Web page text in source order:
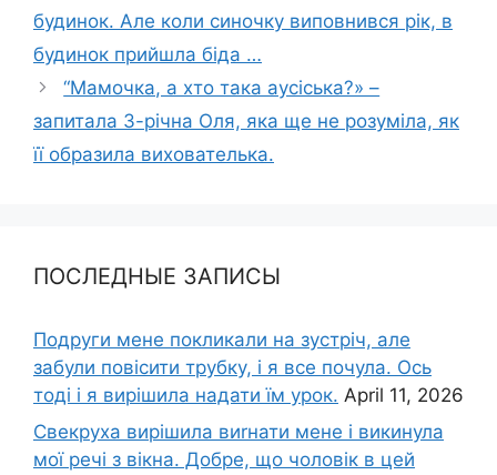
будинок. Але коли синочку виповнився рік, в
будинок прийшла біда …
“Мамочка, а хто така аусіська?» –
запитала 3-річна Оля, яка ще не розуміла, як
її образила вихователька.
ПОСЛЕДНЫЕ ЗАПИСЫ
Подруги мене покликали на зустріч, але
забули повісити трубку, і я все почула. Ось
тоді і я вирішила надати їм урок. April 11, 2026
Свекруха вирішила виrнати мене і викинула
мої речі з вікна. Добре, що чоловік в цей